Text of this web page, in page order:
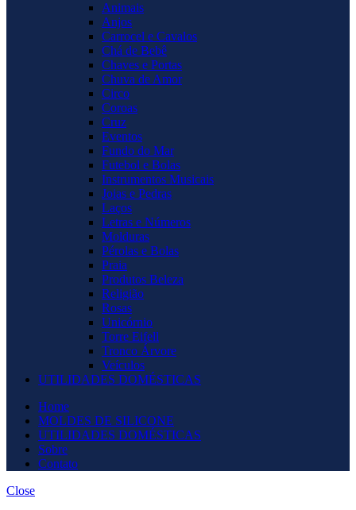
Animais
Anjos
Carrocel e Cavalos
Chá de Bebê
Chaves e Portas
Chuva de Amor
Circo
Coroas
Cruz
Eventos
Fundo do Mar
Futebol e Bolas
Instrumentos Musicais
Joias e Pedras
Laços
Letras e Números
Molduras
Pérolas e Bolas
Praia
Produtos Beleza
Religião
Rosas
Unicórnio
Torre Eifell
Tronco Árvore
Veículos
UTILIDADES DOMÉSTICAS
Home
MOLDES DE SILICONE
UTILIDADES DOMÉSTICAS
Sobre
Contato
Close